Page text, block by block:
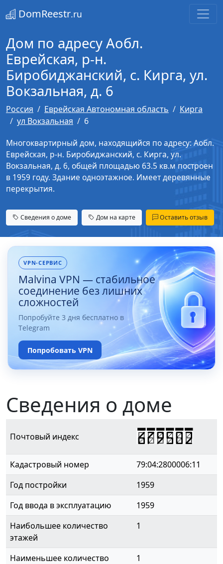
DomReestr.ru
Дом по адресу Аобл.
Еврейская, р-н.
Биробиджанский, с. Кирга, ул.
Вокзальная, д. 6
Россия Еврейская Автономная область
Кирга
ул Вокзальная
6
Многоквартирный дом, находящийся по адресу: Аобл.
Еврейская, р-н. Биробиджанский, с. Кирга, ул.
Вокзальная, д. 6, общей площадью 63.5 кв.м построен
в 1959 году. Здание одноэтажное. Имеет деревянные
перекрытия.
Сведения о доме Дом на карте Оставить отзыв
VPN-СЕРВИС
Malvina VPN — стабильное
соединение без лишних
сложностей
Попробуйте 3 дня бесплатно в
Telegram
Попробовать VPN
Сведения о доме
Почтовый индекс 679502
Кадастровый номер
79:04:2800006:11
Год постройки
1959
Год ввода в эксплуатацию
1959
Наибольшее количество
этажей
1
Наименьшее количество
1